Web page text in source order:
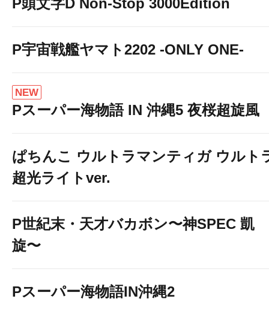
P頭文字D Non-Stop 3000Edition
P宇宙戦艦ヤマト2202 -ONLY ONE-
NEW
Pスーパー海物語 IN 沖縄5 夜桜超旋風
ぱちんこ ウルトラマンティガ ウルト
超光ライトver.
P世紀末・天才バカボン〜神SPEC 凱
旋〜
Pスーパー海物語IN沖縄2